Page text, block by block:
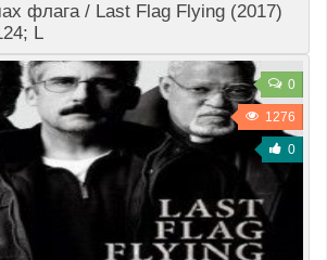
флага / Last Flag Flying (2017)
L
0
1276
0